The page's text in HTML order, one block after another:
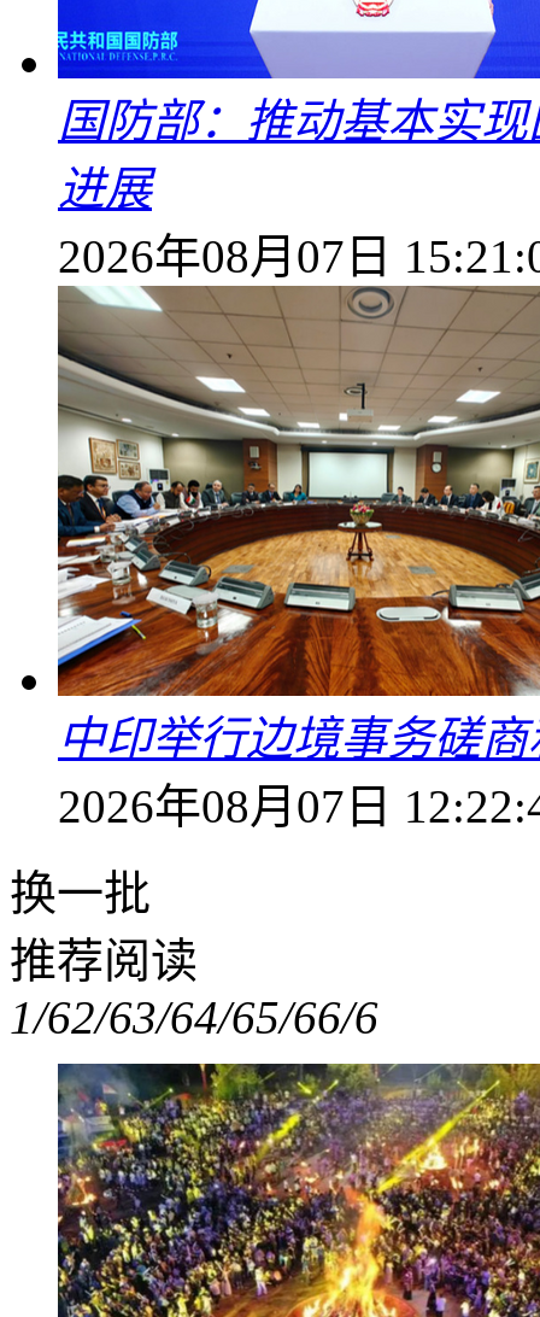
国防部：推动基本实
进展
2026年08月07日
中印举行边境事务磋
2026年08月07日
换一批
推荐阅读
1/62/63/64/65/66/6